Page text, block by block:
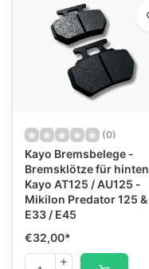
(0)
Kayo Bremsbelege -
Bremsklötze für hinten
Kayo AT125 / AU125 -
Mikilon Predator 125 &
E33 / E45
€32,00*